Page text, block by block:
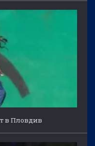
в Пловдив